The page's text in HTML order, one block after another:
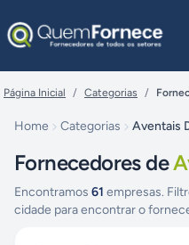
Página Inicial / Categorias /
Home Categorias Aventais
Fornecedores de
Encontramos 61 empresas.
cidade para encontrar o